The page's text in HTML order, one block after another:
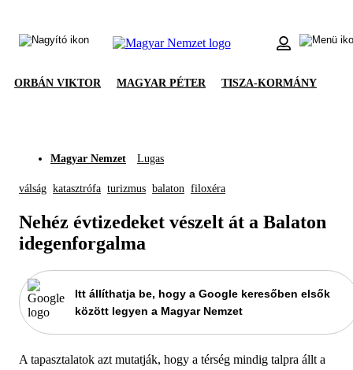
ORBÁN VIKTOR MAGYAR PÉTER TISZA-KORMÁNY
Magyar Nemzet Lugas
válság katasztrófa turizmus balaton filoxéra
Nehéz évtizedeket vészelt át a Balaton
idegenforgalma
Itt állíthatja be, hogy a Google keresőben elsők
között legyen a Magyar Nemzet
A tapasztalatok azt mutatják, hogy a térség mindig talpra állt a